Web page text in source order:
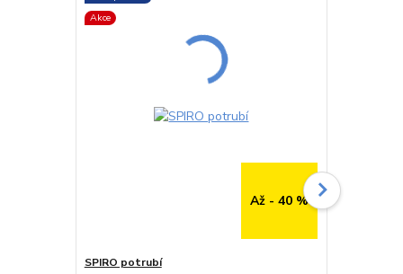
Akce
Až - 40 %
SPIRO potrubí